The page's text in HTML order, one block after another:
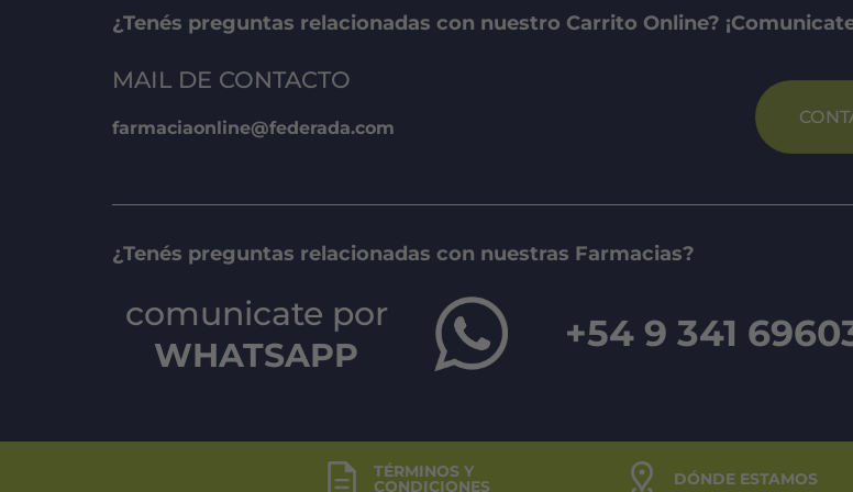
¿Tenés preguntas relacionadas con nuestro Carrito Online?
MAIL DE CONTACTO
farmaciaonline@federada.com
¿Tenés preguntas relacionadas con nuestras Farmacias?
comunicate por
WHATSAPP
+54 9 341
TÉRMINOS Y
CONDICIONES DÓNDE ESTAMOS